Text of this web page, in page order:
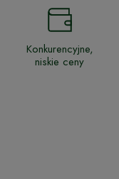
Konkurencyjne,
niskie ceny